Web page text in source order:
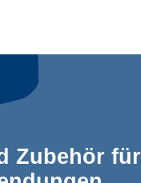
Zubehör für